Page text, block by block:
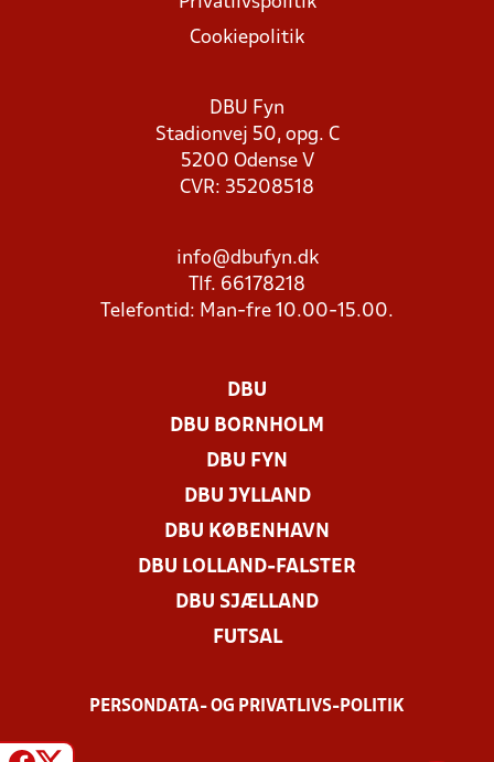
Cookiepolitik
DBU Fyn
Stadionvej 50, opg. C
5200 Odense V
CVR: 35208518
info@dbufyn.dk
Tlf. 66178218
Telefontid: Man-fre 10.00-15.00.
DBU
DBU BORNHOLM
DBU FYN
DBU JYLLAND
DBU KØBENHAVN
DBU LOLLAND-FALSTER
DBU SJÆLLAND
FUTSAL
PERSONDATA- OG PRIVATLIVS-POLITIK